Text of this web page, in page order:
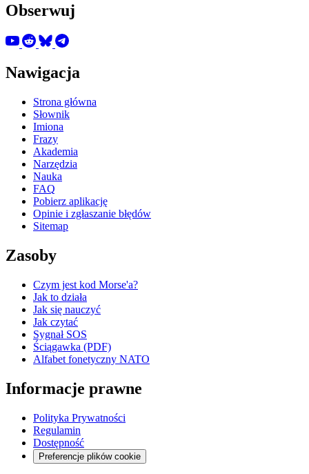
Obserwuj
Nawigacja
Strona główna
Słownik
Imiona
Frazy
Akademia
Narzędzia
Nauka
FAQ
Pobierz aplikację
Opinie i zgłaszanie błędów
Sitemap
Zasoby
Czym jest kod Morse'a?
Jak to działa
Jak się nauczyć
Jak czytać
Sygnał SOS
Ściągawka (PDF)
Alfabet fonetyczny NATO
Informacje prawne
Polityka Prywatności
Regulamin
Dostępność
Preferencje plików cookie